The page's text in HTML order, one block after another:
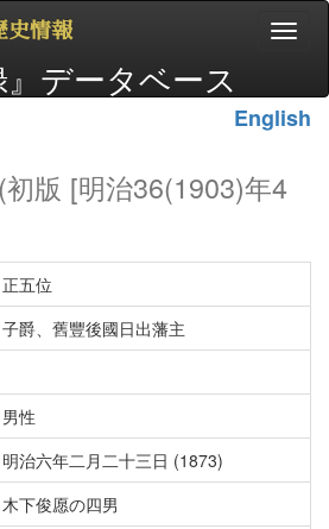
史情報
』データベース
English
(初版 [明治36(1903)年4
正五位
子爵、舊豐後國日出藩主
男性
明治六年二月二十三日 (1873)
木下俊愿の四男